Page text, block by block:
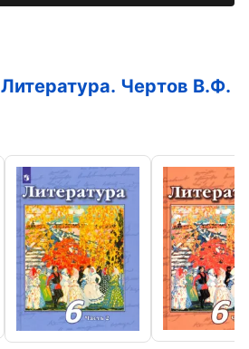
Литература. Чертов В.Ф.